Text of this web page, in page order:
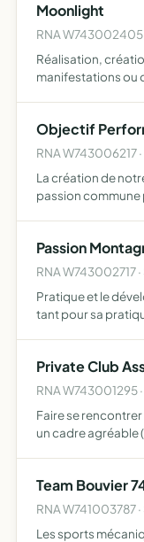
Moonlight
RNA W743002405
Réalisation,
manifestations ou
réalisation ou le
Objectif
RNA W743006217
La création de
passion
Passion
RNA W743002717
Pratique et le
tant pour sa
Private Club
RNA W743001295
Faire se
un cadre agréable
Team Bouvier
RNA W741003787
Les sports